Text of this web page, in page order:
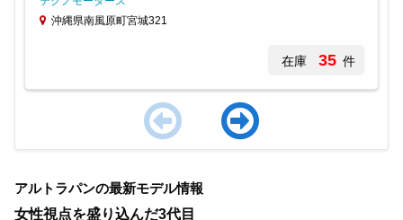
沖縄県南風原町宮城321
在庫 35 件
of
4
アルトラパンの最新モデル情報
女性視点を盛り込んだ3代目